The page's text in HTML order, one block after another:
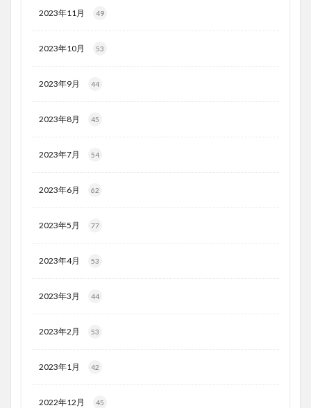
2023年11月 49
2023年10月 53
2023年9月 44
2023年8月 45
2023年7月 54
2023年6月 62
2023年5月 77
2023年4月 53
2023年3月 44
2023年2月 53
2023年1月 42
2022年12月 45